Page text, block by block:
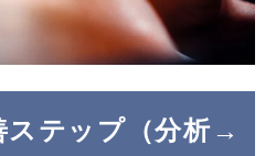
ステップ（分析→